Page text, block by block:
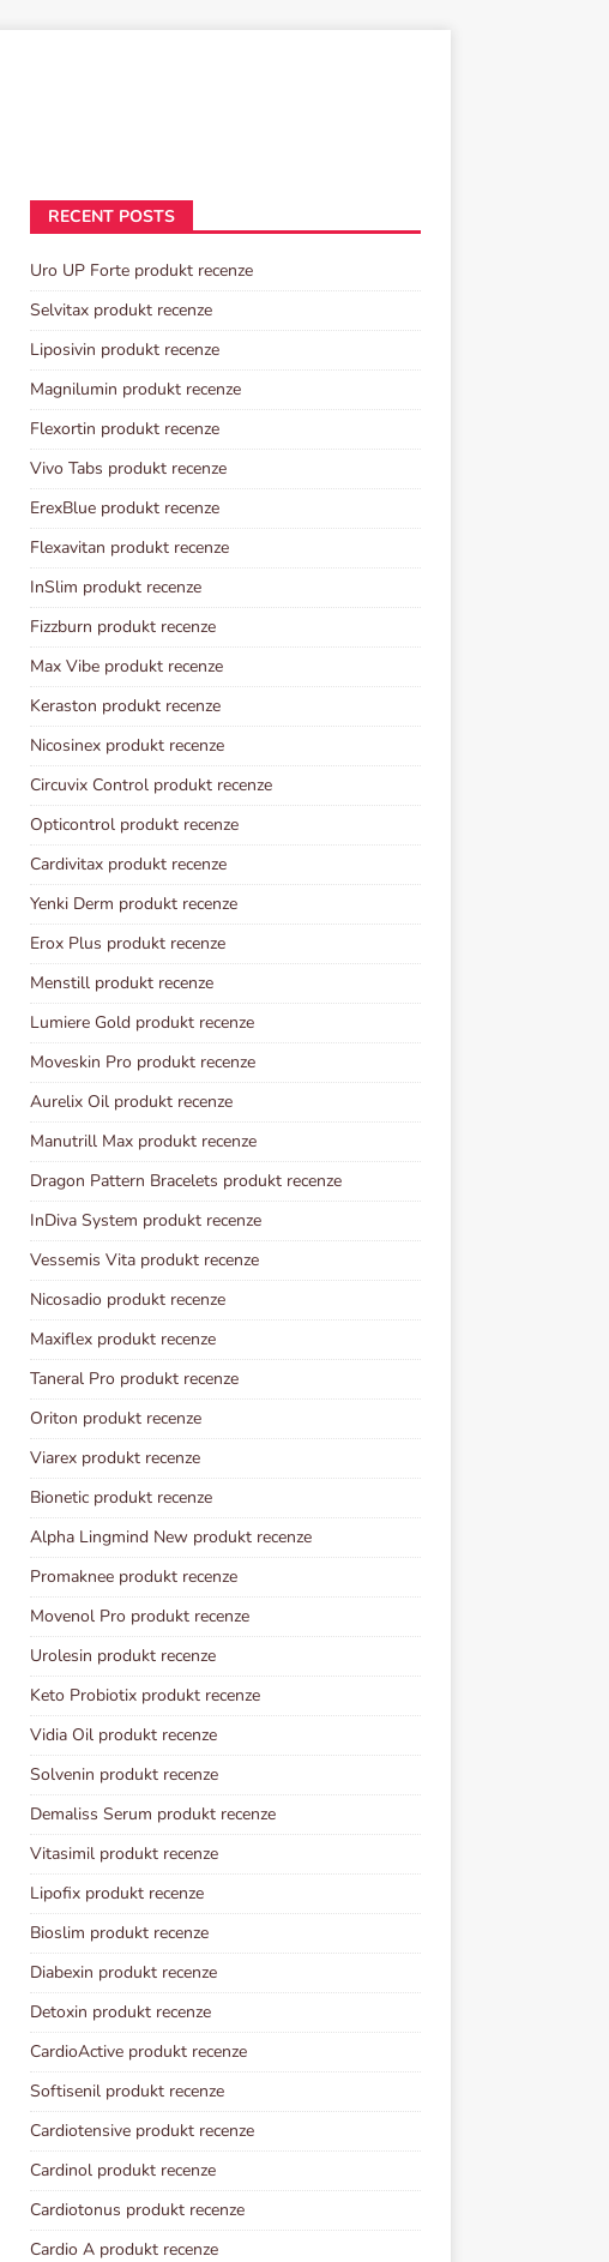
RECENT POSTS
Uro UP Forte produkt recenze
Selvitax produkt recenze
Liposivin produkt recenze
Magnilumin produkt recenze
Flexortin produkt recenze
Vivo Tabs produkt recenze
ErexBlue produkt recenze
Flexavitan produkt recenze
InSlim produkt recenze
Fizzburn produkt recenze
Max Vibe produkt recenze
Keraston produkt recenze
Nicosinex produkt recenze
Circuvix Control produkt recenze
Opticontrol produkt recenze
Cardivitax produkt recenze
Yenki Derm produkt recenze
Erox Plus produkt recenze
Menstill produkt recenze
Lumiere Gold produkt recenze
Moveskin Pro produkt recenze
Aurelix Oil produkt recenze
Manutrill Max produkt recenze
Dragon Pattern Bracelets produkt recenze
InDiva System produkt recenze
Vessemis Vita produkt recenze
Nicosadio produkt recenze
Maxiflex produkt recenze
Taneral Pro produkt recenze
Oriton produkt recenze
Viarex produkt recenze
Bionetic produkt recenze
Alpha Lingmind New produkt recenze
Promaknee produkt recenze
Movenol Pro produkt recenze
Urolesin produkt recenze
Keto Probiotix produkt recenze
Vidia Oil produkt recenze
Solvenin produkt recenze
Demaliss Serum produkt recenze
Vitasimil produkt recenze
Lipofix produkt recenze
Bioslim produkt recenze
Diabexin produkt recenze
Detoxin produkt recenze
CardioActive produkt recenze
Softisenil produkt recenze
Cardiotensive produkt recenze
Cardinol produkt recenze
Cardiotonus produkt recenze
Cardio A produkt recenze